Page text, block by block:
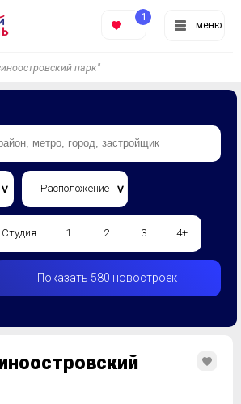
меню
1
парк"
Расположение
Студия 1 2 3 4+
Показать 580 новостроек